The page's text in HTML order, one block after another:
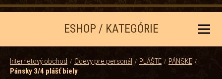
ESHOP / KATEGÓRIE
Internetový obchod Odevy pre personál PLÁŠTE
PÁNSKE
Pánsky 3/4 plášť biely